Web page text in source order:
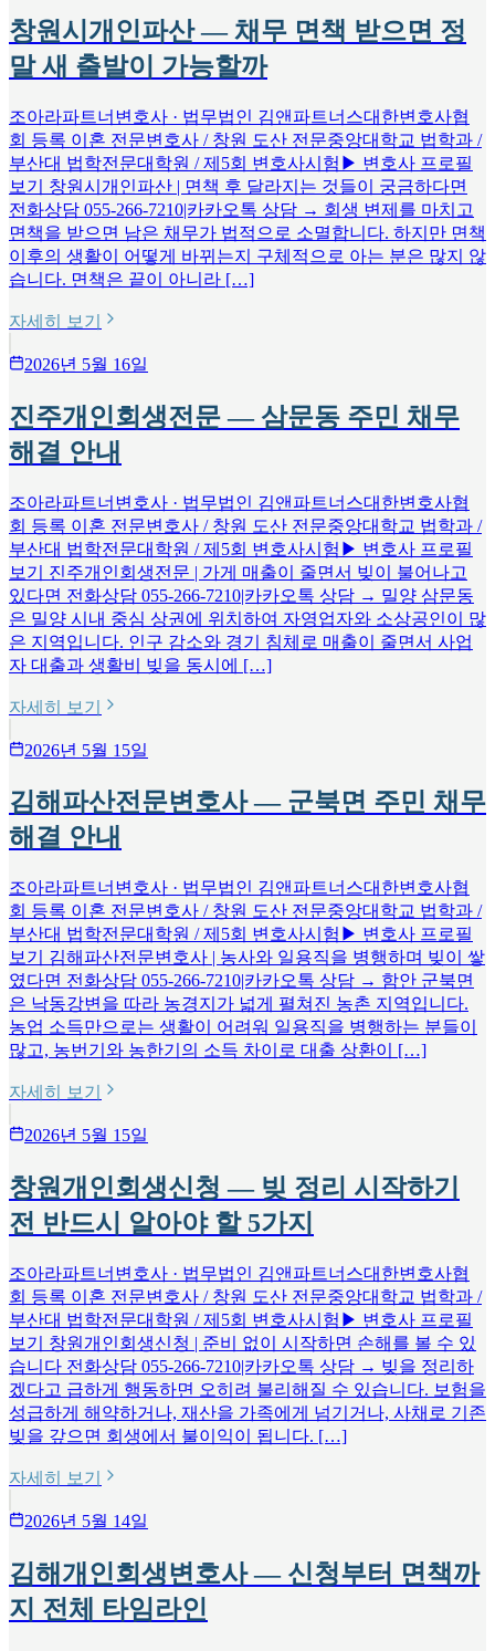
창원시개인파산 — 채무 면책 받으면 정
말 새 출발이 가능할까
조아라파트너변호사 · 법무법인 김앤파트너스대한변호사협
회 등록 이혼 전문변호사 / 창원 도산 전문중앙대학교 법학과 /
부산대 법학전문대학원 / 제5회 변호사시험▶ 변호사 프로필
보기 창원시개인파산 | 면책 후 달라지는 것들이 궁금하다면
전화상담 055-266-7210|카카오톡 상담 → 회생 변제를 마치고
면책을 받으면 남은 채무가 법적으로 소멸합니다. 하지만 면책
이후의 생활이 어떻게 바뀌는지 구체적으로 아는 분은 많지 않
습니다. 면책은 끝이 아니라 […]
자세히 보기
2026년 5월 16일
진주개인회생전문 — 삼문동 주민 채무
해결 안내
조아라파트너변호사 · 법무법인 김앤파트너스대한변호사협
회 등록 이혼 전문변호사 / 창원 도산 전문중앙대학교 법학과 /
부산대 법학전문대학원 / 제5회 변호사시험▶ 변호사 프로필
보기 진주개인회생전문 | 가게 매출이 줄면서 빚이 불어나고
있다면 전화상담 055-266-7210|카카오톡 상담 → 밀양 삼문동
은 밀양 시내 중심 상권에 위치하여 자영업자와 소상공인이 많
은 지역입니다. 인구 감소와 경기 침체로 매출이 줄면서 사업
자 대출과 생활비 빚을 동시에 […]
자세히 보기
2026년 5월 15일
김해파산전문변호사 — 군북면 주민 채무
해결 안내
조아라파트너변호사 · 법무법인 김앤파트너스대한변호사협
회 등록 이혼 전문변호사 / 창원 도산 전문중앙대학교 법학과 /
부산대 법학전문대학원 / 제5회 변호사시험▶ 변호사 프로필
보기 김해파산전문변호사 | 농사와 일용직을 병행하며 빚이 쌓
였다면 전화상담 055-266-7210|카카오톡 상담 → 함안 군북면
은 낙동강변을 따라 농경지가 넓게 펼쳐진 농촌 지역입니다.
농업 소득만으로는 생활이 어려워 일용직을 병행하는 분들이
많고, 농번기와 농한기의 소득 차이로 대출 상환이 […]
자세히 보기
2026년 5월 15일
창원개인회생신청 — 빚 정리 시작하기
전 반드시 알아야 할 5가지
조아라파트너변호사 · 법무법인 김앤파트너스대한변호사협
회 등록 이혼 전문변호사 / 창원 도산 전문중앙대학교 법학과 /
부산대 법학전문대학원 / 제5회 변호사시험▶ 변호사 프로필
보기 창원개인회생신청 | 준비 없이 시작하면 손해를 볼 수 있
습니다 전화상담 055-266-7210|카카오톡 상담 → 빚을 정리하
겠다고 급하게 행동하면 오히려 불리해질 수 있습니다. 보험을
성급하게 해약하거나, 재산을 가족에게 넘기거나, 사채로 기존
빚을 갚으면 회생에서 불이익이 됩니다. […]
자세히 보기
2026년 5월 14일
김해개인회생변호사 — 신청부터 면책까
지 전체 타임라인